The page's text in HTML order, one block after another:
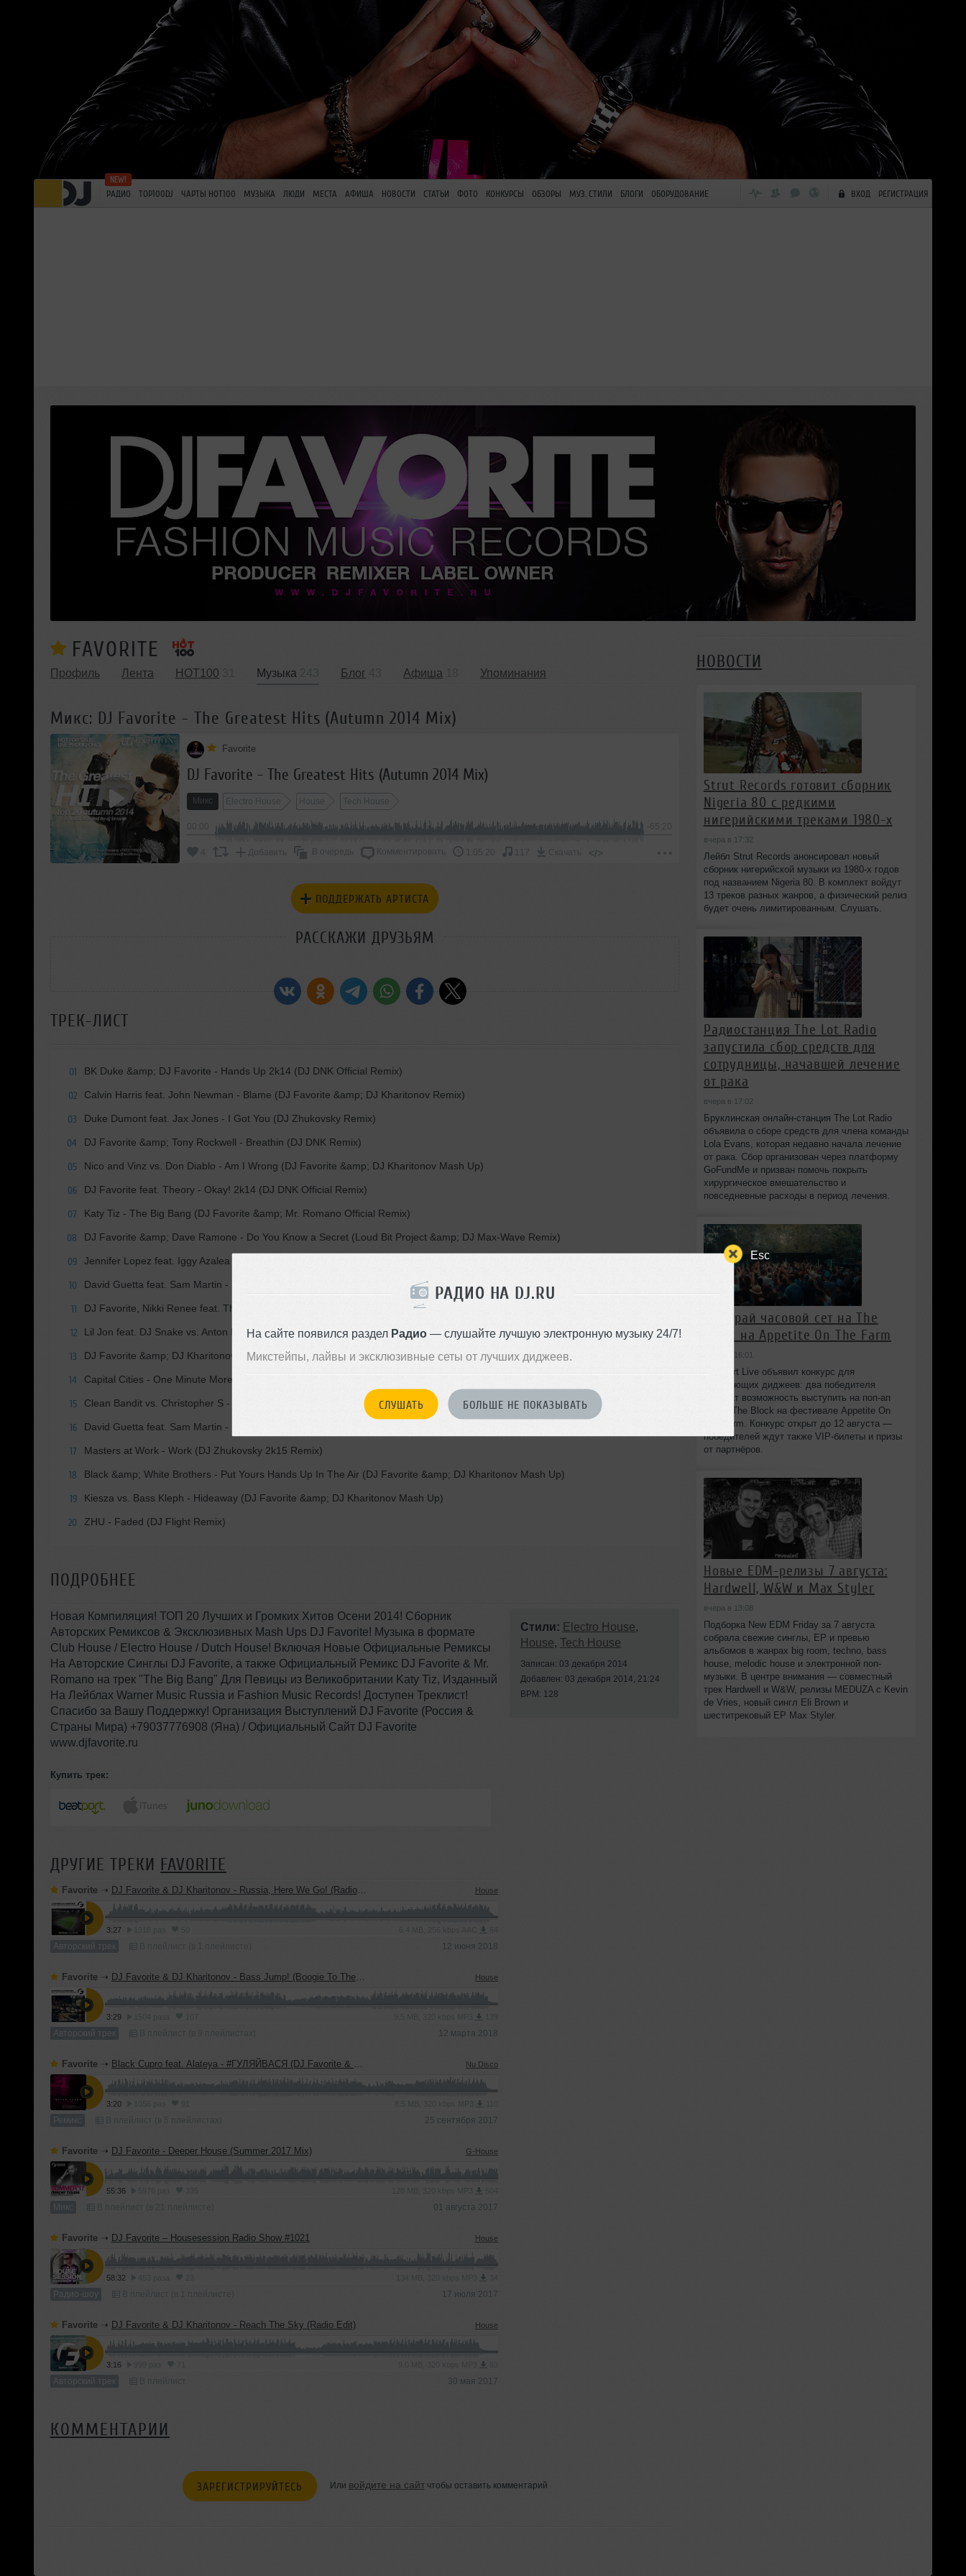
Esc
РАДИО НА DJ.RU
На сайте появился раздел Радио— слушайте лучшую электронную музыку 24/7!
Микстейпы, лайвы и эксклюзивные сеты от лучших диджеев.
СЛУШАТЬ БОЛЬШЕ НЕ ПОКАЗЫВАТЬ
РАДИО TOP100DJ ЧАРТЫ HOT100 МУЗЫКА ЛЮДИ МЕСТА АФИША НОВОСТИ СТАТЬИ ФОТО КОНКУРСЫ ОБЗОРЫ МУЗ. СТИЛИ БЛОГИ ОБОРУДОВАНИЕ ВХОД РЕГИСТРАЦИЯ
FAVORITE
Профиль Лента HOT100 Музыка Блог Афиша Упоминания
Микс: DJ Favorite - The Greatest Hits (Autumn 2014 Mix)
Favorite
DJ Favorite - The Greatest Hits (Autumn 2014 Mix)
Микс Electro House House Tech House
-65:20
Добавить В очередь Комментировать 1:05:20 117 Скачать </>
ПОДДЕРЖАТЬ АРТИСТА
РАССКАЖИ ДРУЗЬЯМ
ТРЕК-ЛИСТ
01 BK Duke &amp; DJ Favorite - Hands Up 2k14 (DJ DNK Official Remix)
02 Calvin Harris feat. John Newman - Blame (DJ Favorite &amp; DJ Kharitonov Remix)
03 Duke Dumont feat. Jax Jones - I Got You (DJ Zhukovsky Remix)
04 DJ Favorite &amp; Tony Rockwell - Breathin (DJ DNK Remix)
05 Nico and Vinz vs. Don Diablo - Am I Wrong (DJ Favorite &amp; DJ Kharitonov Mash Up)
06 DJ Favorite feat. Theory - Okay! 2k14 (DJ DNK Official Remix)
07 Katy Tiz - The Big Bang (DJ Favorite &amp; Mr. Romano Official Remix)
08 DJ Favorite &amp; Dave Ramone - Do You Know a Secret (Loud Bit Project &amp; DJ Max-Wave Remix)
09 Jennifer Lopez feat. Iggy Azalea &amp; Pitbull - Booty (DJ Favorite Remix)
10 David Guetta feat. Sam Martin - Dangerous (DJ Favorite &amp; DJ Kharitonov Remix)
11 DJ Favorite, Nikki Renee feat. Theory - Louder (DJ Kharitonov Official Remix) &nbsp;
12 Lil Jon feat. DJ Snake vs. Anton Liss - Turn Down For What (DJ Favorite &amp; DJ Kharitonov Mash Up)
13 DJ Favorite &amp; DJ Kharitonov - Rock The Party (Original Mix)
14 Capital Cities - One Minute More (DJ Zhukovsky Remix)
15 Clean Bandit vs. Christopher S - Rather Be (DJ Favorite &amp; DJ Kharitonov Mash Up)
16 David Guetta feat. Sam Martin - Dangerous (DJ Favorite &amp; DJ Kharitonov Remix)
17 Masters at Work - Work (DJ Zhukovsky 2k15 Remix)
18 Black &amp; White Brothers - Put Yours Hands Up In The Air (DJ Favorite &amp; DJ Kharitonov Mash Up)
19 Kiesza vs. Bass Kleph - Hideaway (DJ Favorite &amp; DJ Kharitonov Mash Up)
20 ZHU - Faded (DJ Flight Remix)
ПОДРОБНЕЕ
Новая Компиляция! ТОП 20 Лучших и Громких Хитов Осени 2014! Сборник
Авторских Ремиксов & Эксклюзивных Mash Ups DJ Favorite! Музыка в формате
Club House / Electro House / Dutch House! Включая Новые Официальные Ремиксы
На Авторские Синглы DJ Favorite, а также Официальный Ремикс DJ Favorite & Mr.
Romano на трек "The Big Bang" Для Певицы из Великобритании Katy Tiz, Изданный
На Лейблах Warner Music Russia и Fashion Music Records! Доступен Треклист!
Спасибо за Вашу Поддержку! Организация Выступлений DJ Favorite (Россия &
Страны Мира) +79037776908 (Яна) / Официальный Сайт DJ Favorite
www.djfavorite.ru
Купить трек:
ДРУГИЕ ТРЕКИ FAVORITE
Favorite ➝ DJ Favorite & DJ Kharitonov - Russia, Here We Go! (Radio Edit) House
3:27
Авторский трек 12 июня 2018
Favorite ➝ DJ Favorite & DJ Kharitonov - Bass Jump! (Boogie To The Bassline) (Radio Edit) House
3:29
Авторский трек 12 марта 2018
Favorite ➝ Black Cupro feat. Alateya - #ГУЛЯЙВАСЯ (DJ Favorite & DJ Kharitonov Radio Edit) Nu Disco
3:20
Ремикс 25 сентября 2017
Favorite ➝ DJ Favorite - Deeper House (Summer 2017 Mix) G-House
55:36
Микс 01 августа 2017
Favorite ➝ DJ Favorite – Housesession Radio Show #1021 House
58:32
Радио-шоу 17 июля 2017
Favorite ➝ DJ Favorite & DJ Kharitonov - Reach The Sky (Radio Edit) House
3:16
Авторский трек 30 мая 2017
Стили: Electro House,
House, Tech House
Записан: 03 декабря 2014
Добавлен: 03 декабря 2014, 21:24
BPM: 128
КОММЕНТАРИИ
ЗАРЕГИСТРИРУЙТЕСЬ Или войдите на сайтчтобы оставить комментарий
НОВОСТИ
Strut Records готовит сборник
Nigeria 80 с редкими
нигерийскими треками 1980-х
вчера в 17:32
Лейбл Strut Records анонсировал новый
сборник нигерийской музыки из 1980-х годов
под названием Nigeria 80. В комплект войдут
13 треков разных жанров, а физический релиз
будет очень лимитированным. Слушать.
Радиостанция The Lot Radio
запустила сбор средств для
сотрудницы, начавшей лечение
от рака
вчера в 17:02
Бруклинская онлайн-станция The Lot Radio
объявила о сборе средств для члена команды
Lola Evans, которая недавно начала лечение
от рака. Сбор организован через платформу
GoFundMe и призван помочь покрыть
хирургическое вмешательство и
повседневные расходы в период лечения.
Выиграй часовой сет на The
Block на Appetite On The Farm
вчера в 16:01
Beatport Live объявил конкурс для
начинающих диджеев: два победителя
получат возможность выступить на поп‑ап
сцене The Block на фестивале Appetite On
The Farm. Конкурс открыт до 12 августа —
победителей ждут также VIP‑билеты и призы
от партнёров.
Новые EDM-релизы 7 августа:
Hardwell, W&W и Max Styler
вчера в 13:08
Подборка New EDM Friday за 7 августа
собрала свежие синглы, EP и превью
альбомов в жанрах big room, techno, bass
house, melodic house и электронной поп-
музыки. В центре внимания — совместный
трек Hardwell и W&W, релизы MEDUZA с Kevin
de Vries, новый сингл Eli Brown и
шеститрековый EP Max Styler.